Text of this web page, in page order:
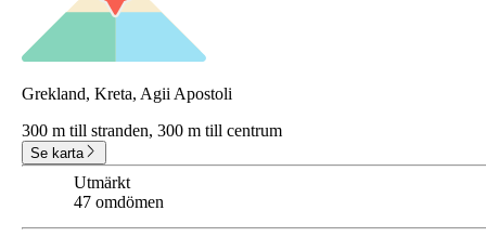
Grekland, Kreta, Agii Apostoli
300 m till stranden, 300 m till centrum
Se karta
Utmärkt
47 omdömen